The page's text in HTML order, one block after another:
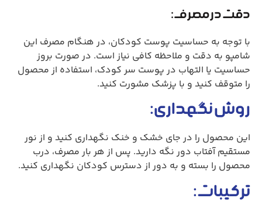
دقت در مصرف:
با توجه به حساسیت پوست کودکان، در هنگام مصرف این
شامپو به دقت و ملاحظه کافی نیاز است. در صورت بروز
حساسیت یا التهاب در پوست سر کودک، استفاده از محصول
را متوقف کنید و با پزشک مشورت کنید.
روش نگهداری:
این محصول را در جای خشک و خنک نگهداری کنید و از نور
مستقیم آفتاب دور نگه دارید. پس از هر بار مصرف، درب
محصول را بسته و به دور از دسترس کودکان نگهداری کنید.
ترکیبات: